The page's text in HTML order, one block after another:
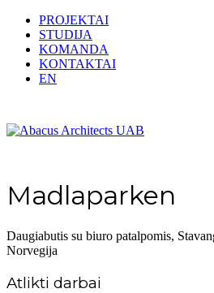
PROJEKTAI
STUDIJA
KOMANDA
KONTAKTAI
EN
Madlaparken
Daugiabutis su biuro patalpomis,
Norvegija
Atlikti darbai